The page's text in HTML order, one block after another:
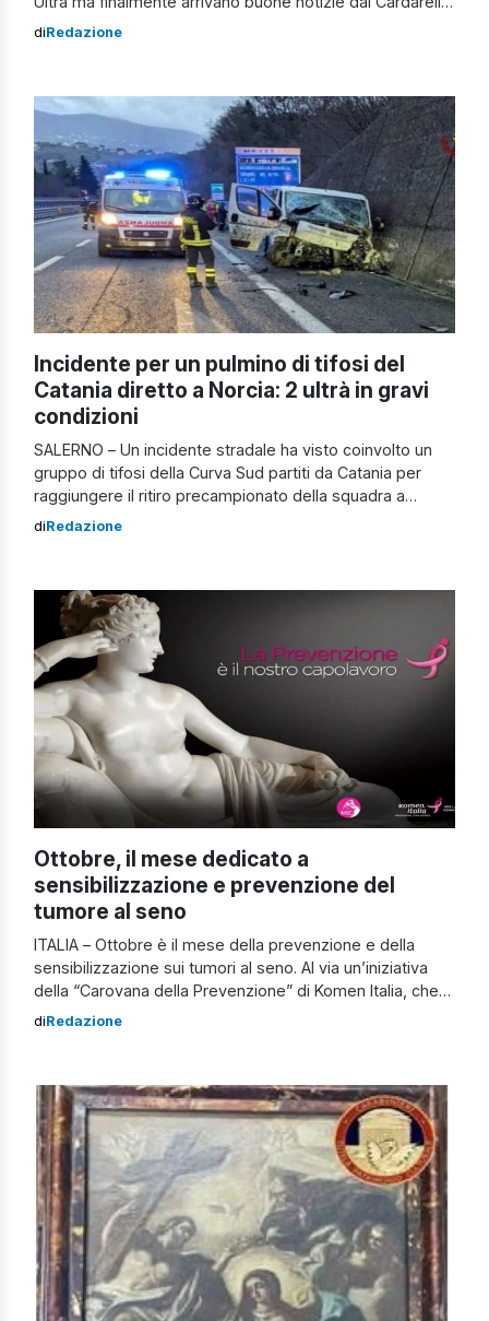
di Napoli: si è finalmente risvegliato dal coma
L’uomo, trasportato d’urgenza con l’elisoccorso, aveva
riportato […]
diRedazione
Incidente per un pulmino di tifosi del
Catania diretto a Norcia: 2 ultrà in gravi
condizioni
SALERNO – Un incidente stradale ha visto coinvolto un
gruppo di tifosi della Curva Sud partiti da Catania per
raggiungere il ritiro precampionato della squadra a
Norcia, in Umbria. Il pulmino su cui viaggiavano è rimasto
Norcia Si […]
diRedazione
Ottobre, il mese dedicato a
sensibilizzazione e prevenzione del
tumore al seno
ITALIA – Ottobre è il mese della prevenzione e della
sensibilizzazione sui tumori al seno. Al via un’iniziativa
della “Carovana della Prevenzione” di Komen Italia, che
con sette unità mobili ad alta tecnologia, farà 77 tappe in
diRedazione